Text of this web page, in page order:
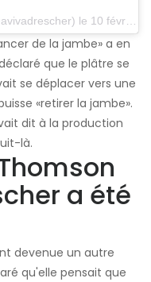
le 10 février 2014 à 4h09 PST
de la jambe» a en
que le plâtre se
se déplacer vers une
«retirer la jambe».
dit à la production
là.
a été
devenue un autre
qu'elle pensait que